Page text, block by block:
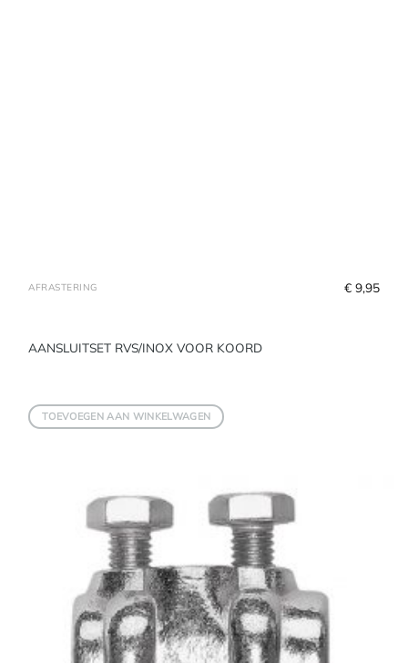
AFRASTERING
AANSLUITSET RVS/INOX VOOR KOORD
€ 9,95
TOEVOEGEN AAN WINKELWAGEN